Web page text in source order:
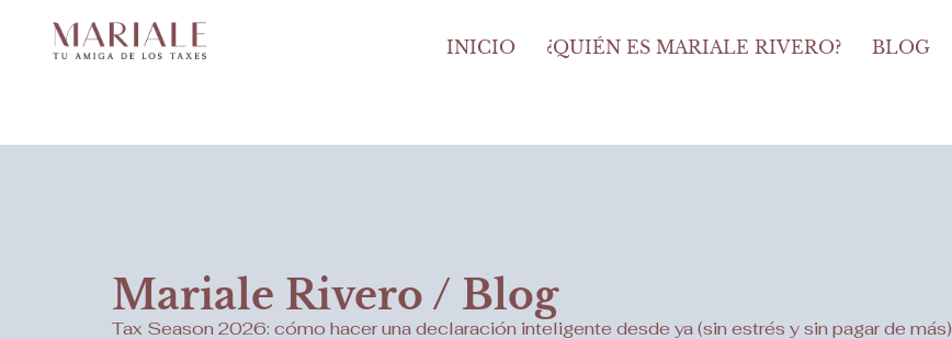
INICIO ¿QUIÉN ES MARIALE RIVERO? BLOG
Mariale Rivero / Blog
Tax Season 2026: cómo hacer una declaración inteligente desde ya (sin estrés y sin pagar de más)